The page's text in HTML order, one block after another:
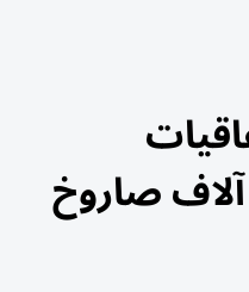
للحصول على 10 آلاف صاروخ